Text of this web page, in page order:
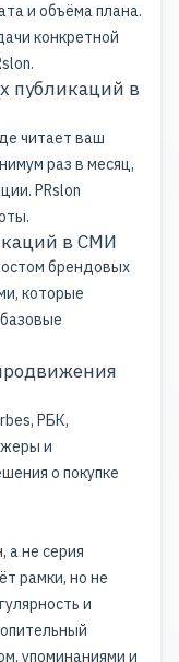
и объёма плана.
конкретной
публикаций в
читает ваш
раз в месяц,
PRslon
в СМИ
брендовых
которые
РБК,
и
о покупке
а не серия
рамки, но не
и
упоминаниями и